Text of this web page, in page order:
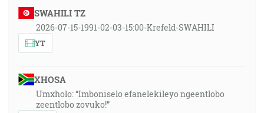
SWAHILI TZ
2026-07-15-1991-02-03-15:00-Krefeld-SWAHILI
YT
XHOSA
Umxholo: “Imboniselo efanelekileyo ngeentlobo
zeentlobo zovuko!”